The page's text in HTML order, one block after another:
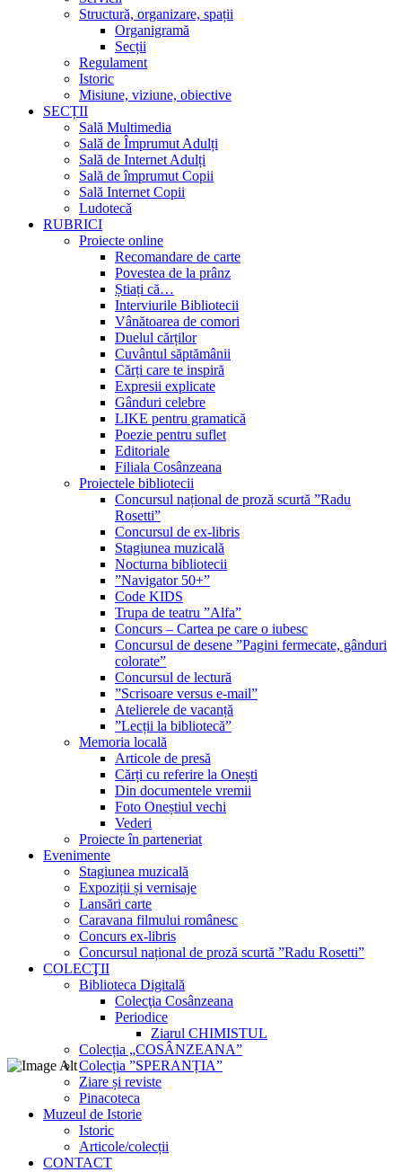
Structură, organizare, spații
Organigramă
Secții
Regulament
Istoric
Misiune, viziune, obiective
SECȚII
Sală Multimedia
Sală de Împrumut Adulți
Sală de Internet Adulți
Sală de împrumut Copii
Sală Internet Copii
Ludotecă
RUBRICI
Proiecte online
Recomandare de carte
Povestea de la prânz
Știați că…
Interviurile Bibliotecii
Vânătoarea de comori
Duelul cărților
Cuvântul săptămânii
Cărți care te inspiră
Expresii explicate
Gânduri celebre
LIKE pentru gramatică
Poezie pentru suflet
Editoriale
Filiala Cosânzeana
Proiectele bibliotecii
Concursul național de proză scurtă ”Radu
Rosetti”
Concursul de ex-libris
Stagiunea muzicală
Nocturna bibliotecii
”Navigator 50+”
Code KIDS
Trupa de teatru ”Alfa”
Concurs – Cartea pe care o iubesc
Concursul de desene ”Pagini fermecate, gânduri
colorate”
Concursul de lectură
”Scrisoare versus e-mail”
Atelierele de vacanță
”Lecții la bibliotecă”
Memoria locală
Articole de presă
Cărți cu referire la Onești
Din documentele vremii
Foto Oneștiul vechi
Vederi
Proiecte în parteneriat
Evenimente
Stagiunea muzicală
Expoziții și vernisaje
Lansări carte
Caravana filmului românesc
Concurs ex-libris
Concursul național de proză scurtă ”Radu Rosetti”
COLECŢII
Biblioteca Digitală
Colecţia Cosânzeana
Periodice
Ziarul CHIMISTUL
Colecția „COSÂNZEANA”
Colecția ”SPERANȚIA”
Ziare și reviste
Pinacoteca
Muzeul de Istorie
Istoric
Articole/colecții
CONTACT